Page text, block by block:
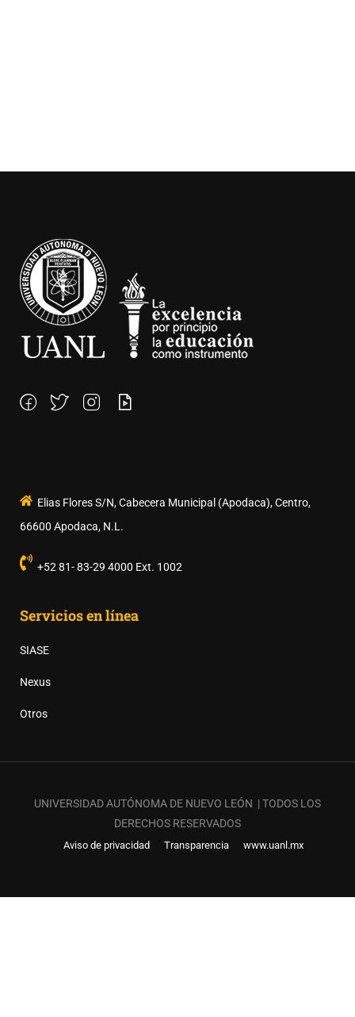
Elias Flores S/N, Cabecera Municipal (Apodaca), Centro,
66600 Apodaca, N.L.
+52 81- 83-29 4000 Ext. 1002
Servicios en línea
SIASE
Nexus
Otros
UNIVERSIDAD AUTÓNOMA DE NUEVO LEÓN | TODOS LOS
DERECHOS RESERVADOS
Aviso de privacidad Transparencia www.uanl.mx